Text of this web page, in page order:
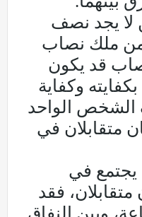
لا يجد نصف
ملك نصاب
قد يكون
وكفاية
الواحد
متقابلان في
يجتمع في
فقد
وبين النفاق